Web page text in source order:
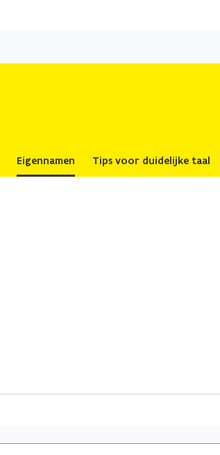
naar
Eigennamen Tips voor duidelijke taal